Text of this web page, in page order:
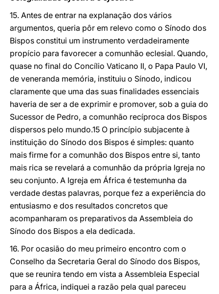
15. Antes de entrar na explanação dos vários
argumentos, queria pôr em relevo como o Sínodo dos
Bispos constitui um instrumento verdadeiramente
propício para favorecer a comunhão eclesial. Quando,
quase no final do Concílio Vaticano II, o Papa Paulo VI,
de veneranda memória, instituiu o Sínodo, indicou
claramente que uma das suas finalidades essenciais
haveria de ser a de exprimir e promover, sob a guia do
Sucessor de Pedro, a comunhão recíproca dos Bispos
dispersos pelo mundo.15 O princípio subjacente à
instituição do Sínodo dos Bispos é simples: quanto
mais firme for a comunhão dos Bispos entre si, tanto
mais rica se revelará a comunhão da própria Igreja no
seu conjunto. A Igreja em África é testemunha da
verdade destas palavras, porque fez a experiência do
entusiasmo e dos resultados concretos que
acompanharam os preparativos da Assembleia do
Sínodo dos Bispos a ela dedicada.
16. Por ocasião do meu primeiro encontro com o
Conselho da Secretaria Geral do Sínodo dos Bispos,
que se reunira tendo em vista a Assembleia Especial
para a África, indiquei a razão pela qual pareceu